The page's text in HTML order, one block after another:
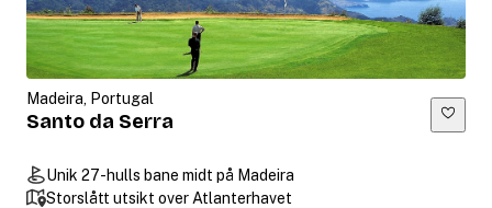
Madeira, Portugal
Santo da Serra
Unik 27-hulls bane midt på Madeira
Storslått utsikt over Atlanterhavet